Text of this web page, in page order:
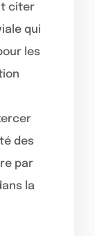
citer
qui
les
des
par
la